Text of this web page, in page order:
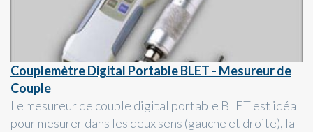
Couplemètre Digital Portable BLET - Mesureur de
Couple
Le mesureur de couple digital portable BLET est idéal
pour mesurer dans les deux sens (gauche et droite), la